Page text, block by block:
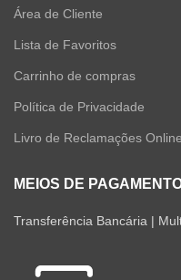
Área de Cliente
Lista de Favoritos
Carrinho de compras
Política de Privacidade
Livro de Reclamações Online
MEIOS DE
Transferência Bancária |